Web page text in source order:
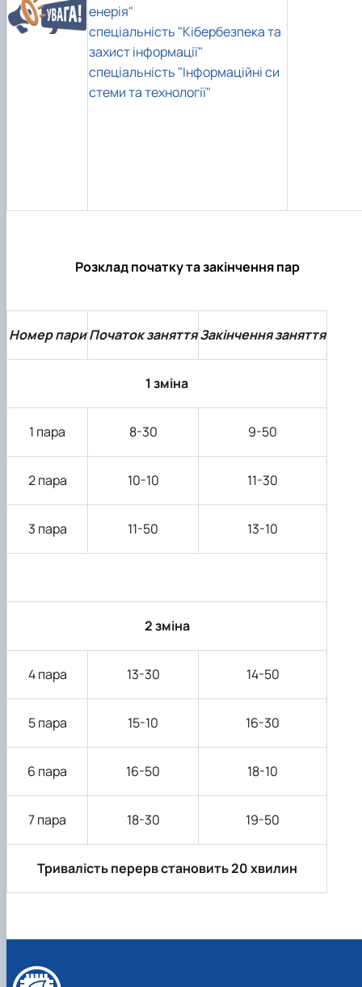
енерія"
спеціальність "Кібербезпека та
захист інформації"
спеціальність "Інформаційні си
стеми та технології"
Розклад початку та закінчення пар
Номер пари Початок заняттяЗакінчення заняття
1 зміна
1 пара 8-30 9-50
2 пара 10-10 11-30
3 пара 11-50 13-10
2 зміна
4 пара 13-30 14-50
5 пара 15-10 16-30
6 пара 16-50 18-10
7 пара 18-30 19-50
Тривалість перерв становить 20 хвилин